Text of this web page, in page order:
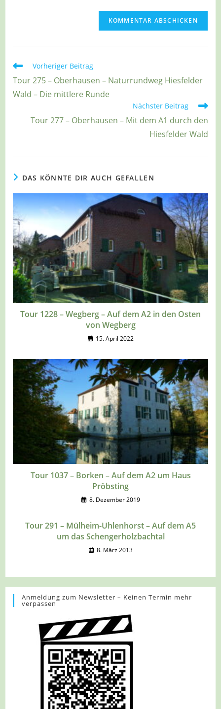
Weitere
ansehen
Vorheriger Beitrag
Tour 275 – Oberhausen – Naturrundweg Hiesfelder
Wald – Die mittlere Runde
Nächster Beitrag
Tour 277 – Oberhausen – Mit dem A1 durch den
Hiesfelder Wald
DAS KÖNNTE DIR AUCH GEFALLEN
Tour 1228 – Wegberg – Auf dem A2 in den Osten
von Wegberg
15. April 2022
Tour 1037 – Borken – Auf dem A2 um Haus
Pröbsting
8. Dezember 2019
Tour 291 – Mülheim-Uhlenhorst – Auf dem A5
um das Schengerholzbachtal
8. März 2013
Anmeldung zum Newsletter – Keinen Termin mehr
verpassen